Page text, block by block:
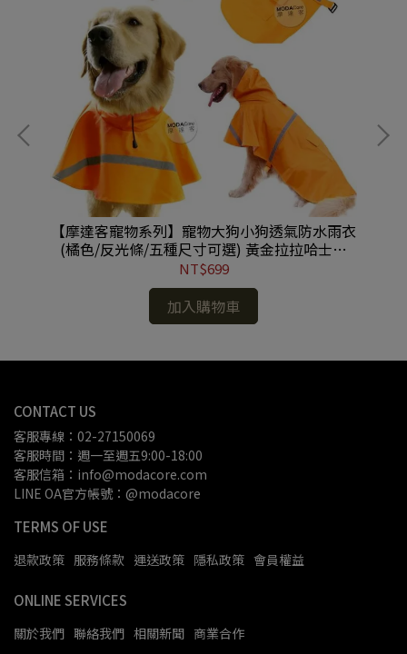
【摩達客寵物系列】寵物大狗小狗透氣防水雨衣
(橘色/反光條/五種尺寸可選) 黃金拉拉哈士奇
(YMP80617006)
NT$699
加入購物車
CONTACT US
客服專線：02-27150069
客服時間：週一至週五9:00-18:00
客服信箱：info@modacore.com
LINE OA官方帳號：@modacore
TERMS OF USE
退款政策 服務條款 運送政策 隱私政策 會員權益
ONLINE SERVICES
關於我們 聯絡我們 相關新聞 商業合作